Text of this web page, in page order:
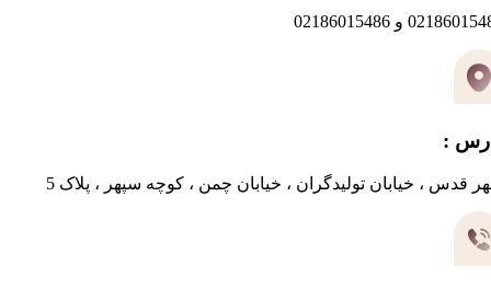
و 02186015486
:
قدس ، خیابان تولیدگران ، خیابان چمن ، کوچه سپهر ، پلاک 5